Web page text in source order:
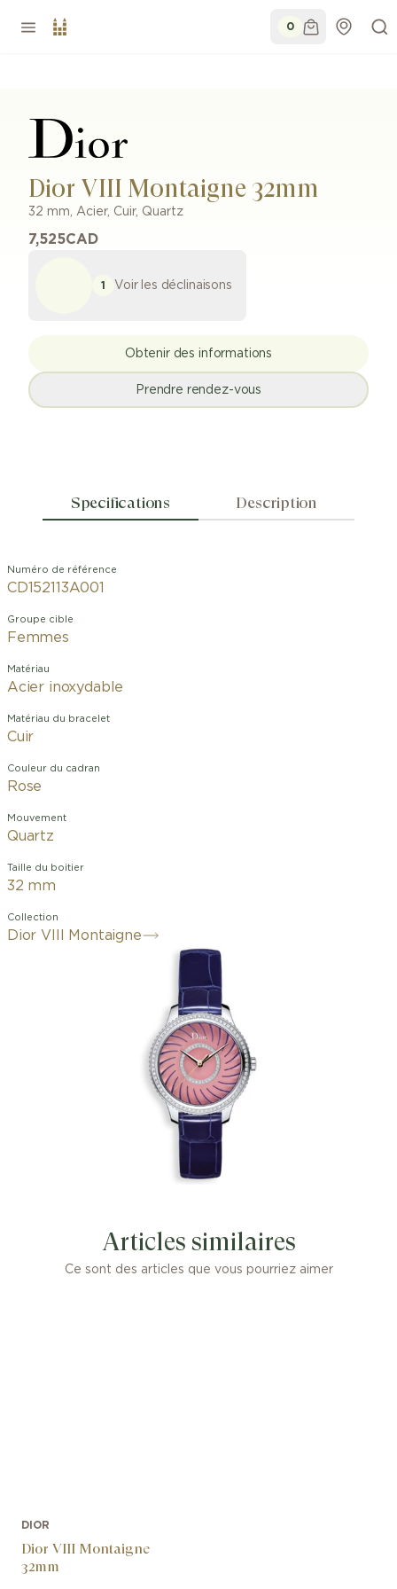
0
Dior VIII Montaigne 32mm
32 mm, Acier, Cuir, Quartz
7,525CAD
1 Voir les déclinaisons
Obtenir des informations
Prendre rendez-vous
Specifications Description
Numéro de référence
CD152113A001
Groupe cible
Femmes
Matériau
Acier inoxydable
Matériau du bracelet
Cuir
Couleur du cadran
Rose
Mouvement
Quartz
Taille du boitier
32 mm
Collection
Dior VIII Montaigne
Articles similaires
Ce sont des articles que vous pourriez aimer
DIOR
Dior VIII Montaigne
32mm